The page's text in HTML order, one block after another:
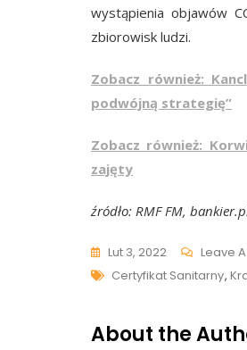
wystąpienia objawów
zbiorowisk ludzi.
Zobacz również:
podwójną strategię”
Zobacz również:
zajęty
źródło: RMF FM,
Lut 3, 2022 Leave
Tags
Certyfikat Sanitarny,
About the